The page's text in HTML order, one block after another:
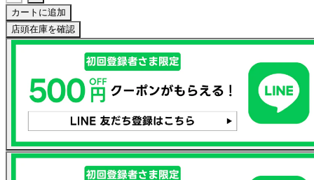
カートに追加
店頭在庫を確認